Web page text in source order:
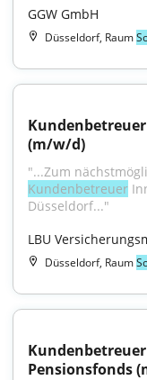
GGW GmbH
Düsseldorf, Raum
(m/w/d)
Kundenbetreuer
Düsseldorf..."
LBU
Düsseldorf, Raum
Pensionsfonds